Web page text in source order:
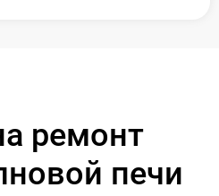
ремонт
печи